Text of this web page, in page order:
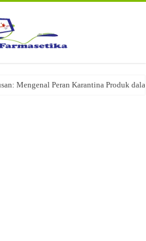
Mengenal Peran Karantina Produk